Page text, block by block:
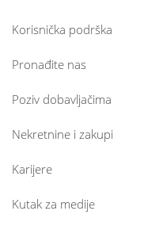
Korisnička podrška
Pronađite nas
Poziv dobavljačima
Nekretnine i zakupi
Karijere
Kutak za medije